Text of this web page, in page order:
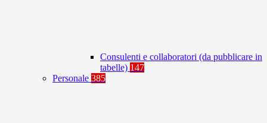
Consulenti e collaboratori (da pubblicare in
tabelle) 147
Personale 385